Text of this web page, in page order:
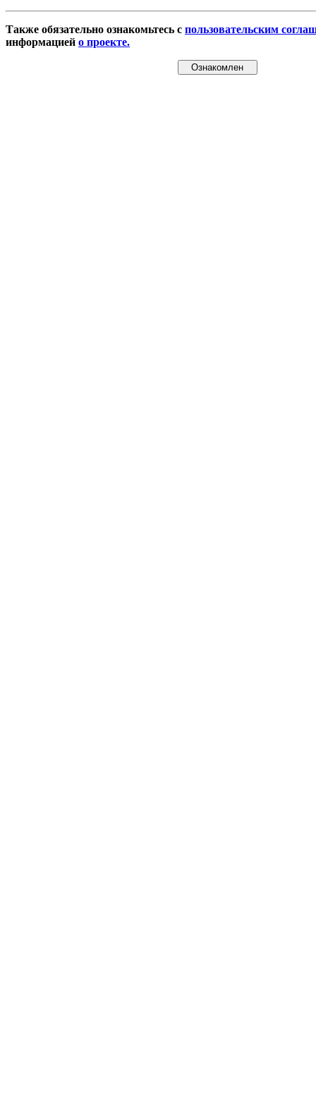
Также обязательно ознакомьтесь с пользовательским
информацией о проекте.
Ознакомлен